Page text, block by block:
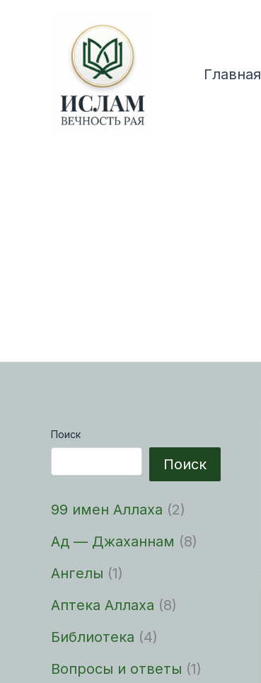
содержимому
Главная
Поиск
Поиск
99 имен Аллаха (2)
Ад — Джаханнам (8)
Ангелы (1)
Аптека Аллаха (8)
Библиотека (4)
Вопросы и ответы (1)